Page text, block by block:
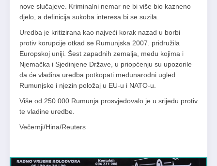
nove slučajeve. Kriminalni nemar ne bi više bio kazneno
djelo, a definicija sukoba interesa bi se suzila.
Uredba je kritizirana kao najveći korak nazad u borbi
protiv korupcije otkad se Rumunjska 2007. pridružila
Europskoj uniji. Šest zapadnih zemalja, među kojima i
Njemačka i Sjedinjene Države, u priopćenju su upozorile
da će vladina uredba potkopati međunarodni ugled
Rumunjske i njezin položaj u EU-u i NATO-u.
Više od 250.000 Rumunja prosvjedovalo je u srijedu protiv
te vladine uredbe.
Večernji/Hina/Reuters